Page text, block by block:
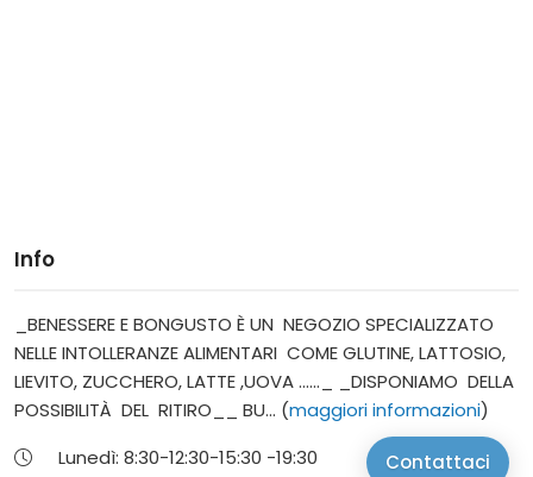
Contattaci
Info
_BENESSERE E BONGUSTO È UN NEGOZIO SPECIALIZZATO
NELLE INTOLLERANZE ALIMENTARI COME GLUTINE, LATTOSIO,
LIEVITO, ZUCCHERO, LATTE ,UOVA ......_ _DISPONIAMO DELLA
POSSIBILITÀ DEL RITIRO__ BU... (maggiori informazioni)
Lunedì:8:30-12:30-15:30 -19:30